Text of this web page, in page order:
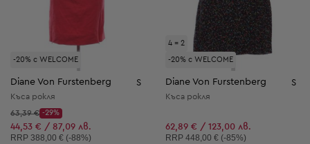
-20% с WELCOME
Diane Von Furstenberg S
Къса рокля
Начална цена:
63,39 €
Discount Price:
-29%
Намалена цена:
44,53 € / 87,09 лв.
Препоръчителна цена:
RRP 388,00 € (-88%)
4 = 2
-20% с WELCOME
Diane Von Furstenberg S
Къса рокля
62,89 € / 123,00 лв.
Препоръчителна цена:
RRP 448,00 € (-85%)